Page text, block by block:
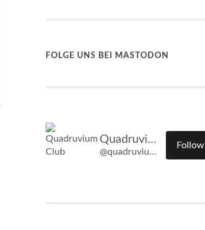
FOLGE UNS BEI MASTODON
Quadruvium Club
@quadruvium.club@quadruvium.club
Follow